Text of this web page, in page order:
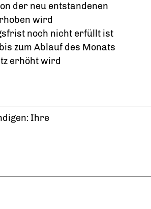
der neu entstandenen
wird
noch nicht erfüllt ist
zum Ablauf des Monats
erhöht wird
Ihre